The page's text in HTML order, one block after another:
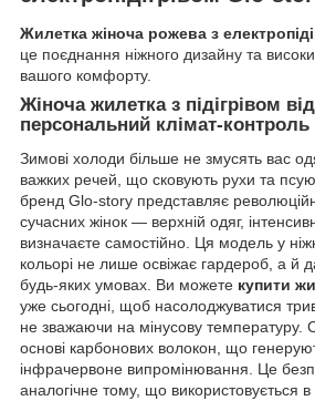
Жилетка жіноча рожева з
це поєднання ніжного дизайну та
вашого комфорту.
Жіноча жилетка з підігрівом
персональний клімат-контроль
Зимові холоди більше не змусять вас
важких речей, що сковують рухи та
бренд Glo-story представляє
сучасних жінок — верхній одяг,
визначаєте самостійно. Ця модель у
кольорі не лише освіжає гардероб, а й
будь-яких умовах. Ви можете купити
уже сьогодні, щоб насолоджуватися
не зважаючи на мінусову
основі карбонових волокон, що
інфрачервоне випромінювання. Це
аналогічне тому, що використовується